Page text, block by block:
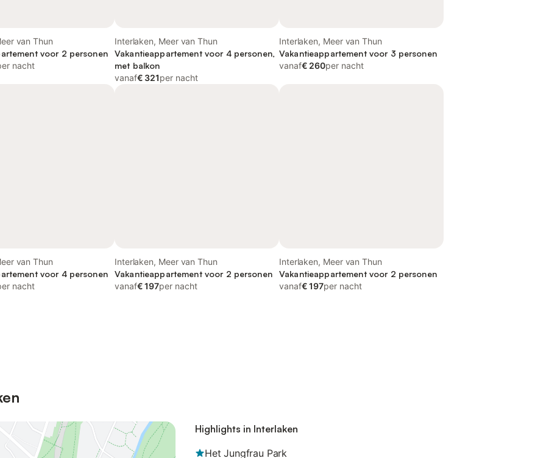
van Thun
voor 2 personen
nacht
Interlaken, Meer van Thun
Vakantieappartement voor 4 personen,
met balkon
vanaf€ 321per nacht
Interlaken, Meer van Thun
Vakantieappartement voor 3 personen
vanaf€ 260per nacht
van Thun
voor 4 personen
nacht
Interlaken, Meer van Thun
Vakantieappartement voor 2 personen
vanaf€ 197per nacht
Interlaken, Meer van Thun
Vakantieappartement voor 2 personen
vanaf€ 197per nacht
Highlights in Interlaken
Het Jungfrau Park